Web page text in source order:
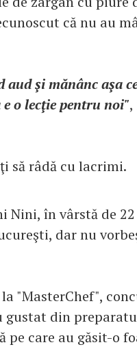
că nu au
şi mănânc aşa
o lecţie pentru noi"
să râdă cu lacrimi.
Nini, în vârstă de
dar nu
"MasterChef",
gustat din
care au găsit-o